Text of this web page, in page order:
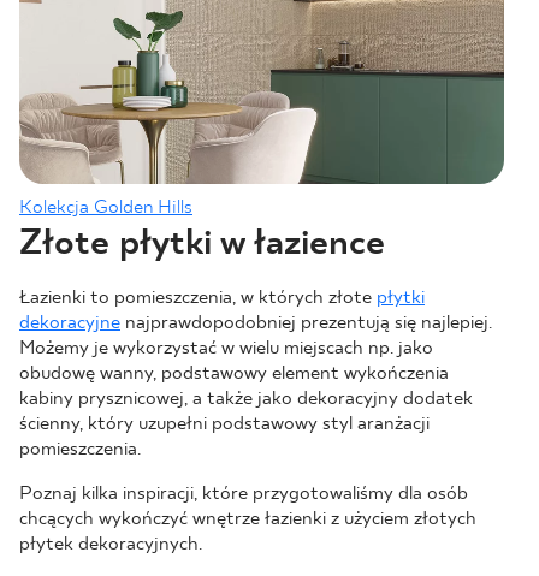
Kolekcja Golden Hills
Złote płytki w łazience
Łazienki to pomieszczenia, w których złote płytki
dekoracyjne najprawdopodobniej prezentują się najlepiej.
Możemy je wykorzystać w wielu miejscach np. jako
obudowę wanny, podstawowy element wykończenia
kabiny prysznicowej, a także jako dekoracyjny dodatek
ścienny, który uzupełni podstawowy styl aranżacji
pomieszczenia.
Poznaj kilka inspiracji, które przygotowaliśmy dla osób
chcących wykończyć wnętrze łazienki z użyciem złotych
płytek dekoracyjnych.